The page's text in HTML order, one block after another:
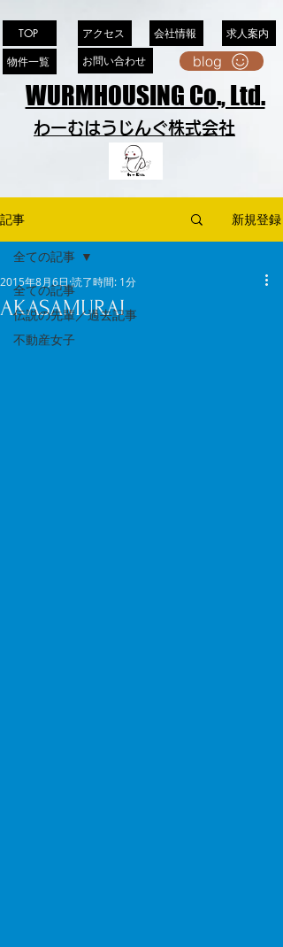
TOP
物件一覧
アクセス 会社情報
求人案内
お問い合わせ
blog
WURMHOUSING Co., Ltd.
わーむはうじんぐ株式会社
記事 新規登録
全ての記事
伝説の先輩／過去記事
不動産女子
全ての記事
AKASAMURAI
2015年8月6日読了時間: 1分